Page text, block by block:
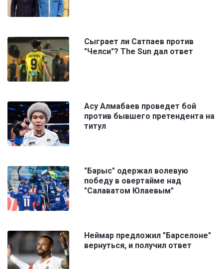
Сыграет ли Сатпаев против
"Челси"? The Sun дал ответ
Асу Алмабаев проведет бой
против бывшего претендента на
титул
"Барыс" одержал волевую
победу в овертайме над
"Салаватом Юлаевым"
Неймар предложил "Барселоне"
вернуться, и получил ответ